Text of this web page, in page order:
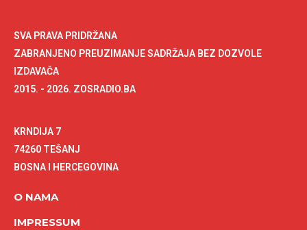
SVA PRAVA PRIDRŽANA
ZABRANJENO PREUZIMANJE SADRŽAJA BEZ DOZVOLE
IZDAVAČA
2015. - 2026. ZOSRADIO.BA
KRNDIJA 7
74260 TEŠANJ
BOSNA I HERCEGOVINA
O NAMA
IMPRESSUM